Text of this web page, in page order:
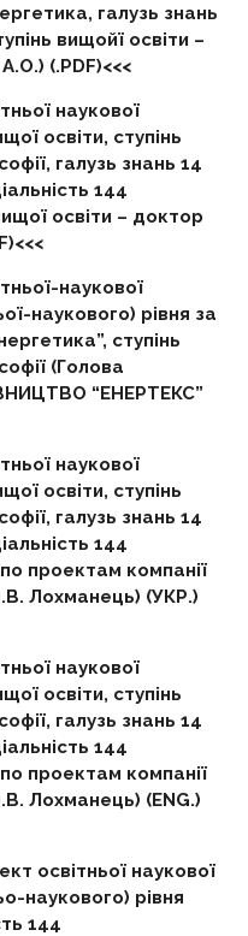
галузь знань
вищойї освіти –
(.PDF)<<<
наукової
освіти, ступінь
галузь знань 14
144
освіти – доктор
наукової
наукового) рівня за
ступінь
(Голова
“ЕНЕРТЕКС”
наукової
освіти, ступінь
галузь знань 14
144
проектам компанії
Лохманець) (УКР.)
наукової
освіти, ступінь
галузь знань 14
144
проектам компанії
Лохманець) (ENG.)
освітньої наукової
наукового) рівня
144